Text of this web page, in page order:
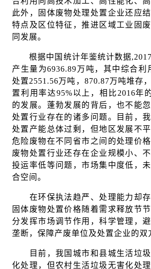
此外，固体废物处理处置企业还应
特点及区位特征，推进区域工业固
同发展。
根据中国统计年鉴统计数据
产生量为6936.89万吨，其中综合利
处置2551.56万吨，870.87万吨堆存
置利用率达95%以上，相比2016年
的发展。蓬勃发展的背后，也不能
处置行业存在的诸多问题。目前，
处置产能总体过剩，但地区发展不
危险废物在不同省市之间的处理价
废物处置行业还存在企业规模小、
投运率低等问题，市场集中度低，
合空间。
在环保执法趋严、处理能力却
固体废物处置价格随着需求释放节
分发挥市场调节作用，科学管理，
垄断，保障产废单位及处置企业的双
目前，我国城市和县城生活垃
化处理，但农村生活垃圾无害化处